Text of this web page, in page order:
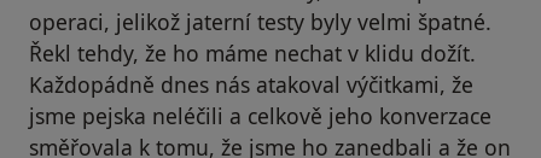
operaci, jelikož jaterní testy byly velmi špatné.
Řekl tehdy, že ho máme nechat v klidu dožít.
Každopádně dnes nás atakoval výčitkami, že
jsme pejska neléčili a celkově jeho konverzace
směřovala k tomu, že jsme ho zanedbali a že on